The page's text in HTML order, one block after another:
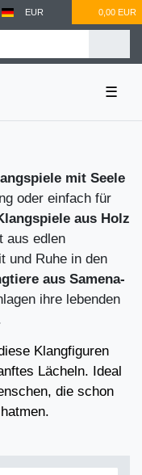
EUR 0,00 EUR
☰
mit Seele
oder einfach für
aus Holz
aus edlen
und Ruhe in den
aus Samena-
ihre lebenden
Klangfiguren
Lächeln. Ideal
die schon